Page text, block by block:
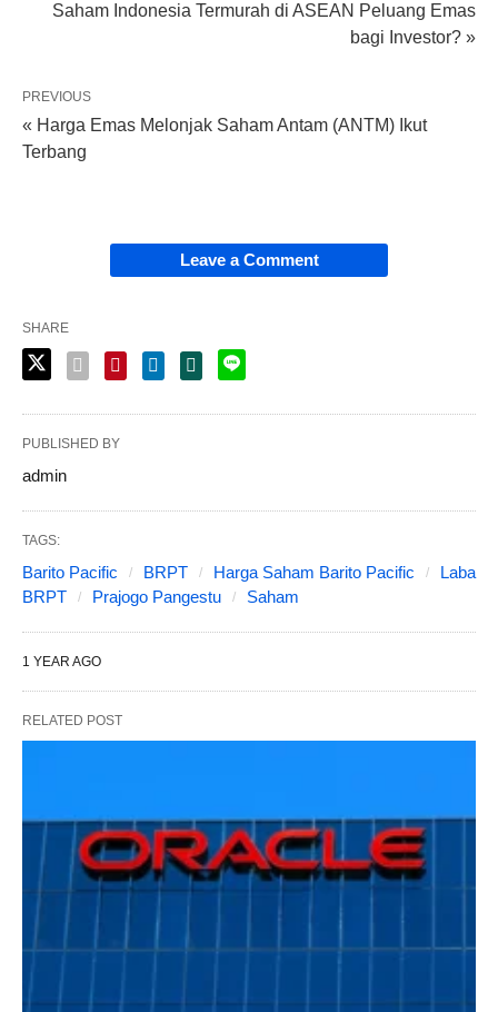
Saham Indonesia Termurah di ASEAN Peluang Emas
bagi Investor? »
PREVIOUS
« Harga Emas Melonjak Saham Antam (ANTM) Ikut
Terbang
Leave a Comment
SHARE
PUBLISHED BY
admin
TAGS:
Barito Pacific BRPT Harga Saham Barito Pacific
Laba
BRPT
Prajogo Pangestu Saham
1 YEAR AGO
RELATED POST